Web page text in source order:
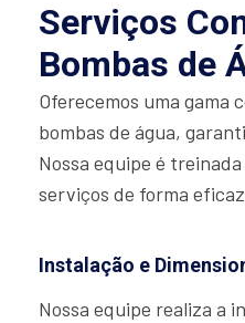
Serviços
Bombas de
Oferecemos uma gama
bombas de água,
Nossa equipe é
serviços de forma
Instalação e
Nossa equipe realiza a